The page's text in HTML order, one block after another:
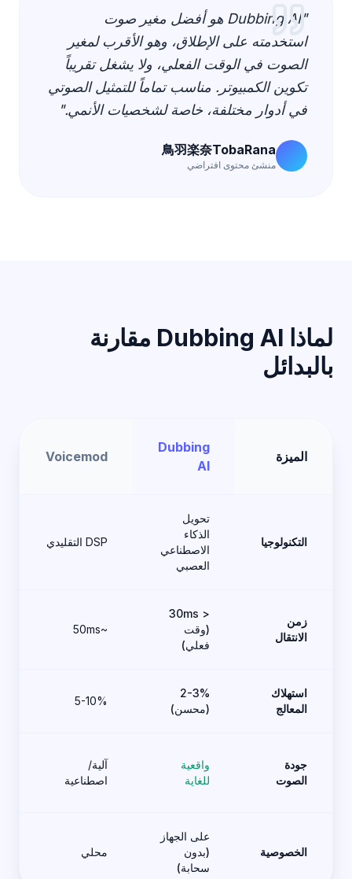
"Dubbing AI هو أفضل مغير صوت
استخدمته على الإطلاق، وهو الأقرب لمغير
الصوت في الوقت الفعلي، ولا يشغل تقريباً
تكوين الكمبيوتر. مناسب تماماً للتمثيل الصوتي
في أدوار مختلفة، خاصة لشخصيات الأنمي."
鳥羽楽奈TobaRana
منشئ محتوى افتراضي
لماذا Dubbing AI مقارنة
بالبدائل
الميزة
Dubbing
AI
Voicemod
التكنولوجيا
تحويل
الذكاء
الاصطناعي
العصبي
DSP التقليدي
زمن
الانتقال
< 30ms
(وقت
فعلي)
~50ms
استهلاك
المعالج
2-3%
(محسن)
5-10%
جودة
الصوت
واقعية
للغاية
آلية/
اصطناعية
الخصوصية
على الجهاز
(بدون
سحابة)
محلي